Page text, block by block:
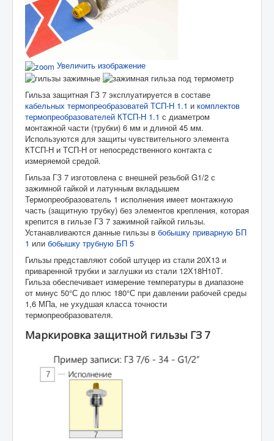
Главная Каталог
Гильзы защитные
Гильза защитная ГЗ 7 исполнение
Увеличить изображение
Гильза защитная ГЗ 7 эксплуатируется в составе
кабельных термопреобразоватей ТСП-Н 1.1 и комплектов
термопреобразователей КТСП-Н 1.1 с диаметром
монтажной части (трубки) 6 мм и длиной 45 мм.
Используются для защиты чувствительного элемента
КТСП-Н и ТСП-Н от непосредственного контакта с
измеряемой средой.
Гильза ГЗ 7 изготовлена с внешней резьбой G1/2 с
зажимной гайкой и латунным вкладышем
Термопреобразователь 1 исполнения имеет монтажную
часть (защитную трубку) без элементов крепления, которая
крепится в гильзе ГЗ 7 зажимной гайкой гильзы.
Устанавливаются данные гильзы в бобышку приварную БП
1 или бобышку трубную БП 5
Гильзы представляют собой штуцер из стали 20X13 и
приваренной трубки и заглушки из стали 12Х18Н10Т.
Гильза обеспечивает измерение температуры в диапазоне
от минус 50°С до плюс 180°С при давлении рабочей среды
1,6 МПа, не ухудшая класса точности
термопреобразователя.
Маркировка защитной гильзы ГЗ 7